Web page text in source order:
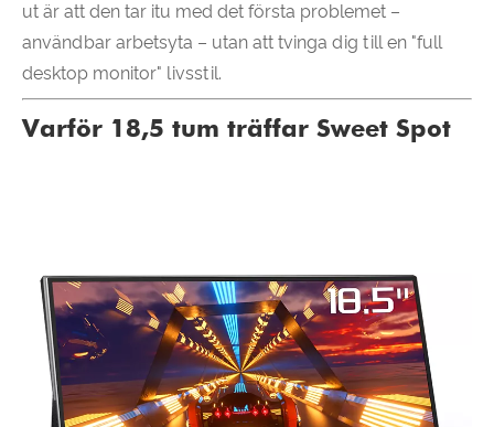
ut är att den tar itu med det första problemet –
användbar arbetsyta – utan att tvinga dig till en "full
desktop monitor" livsstil.
Varför 18,5 tum träffar Sweet Spot